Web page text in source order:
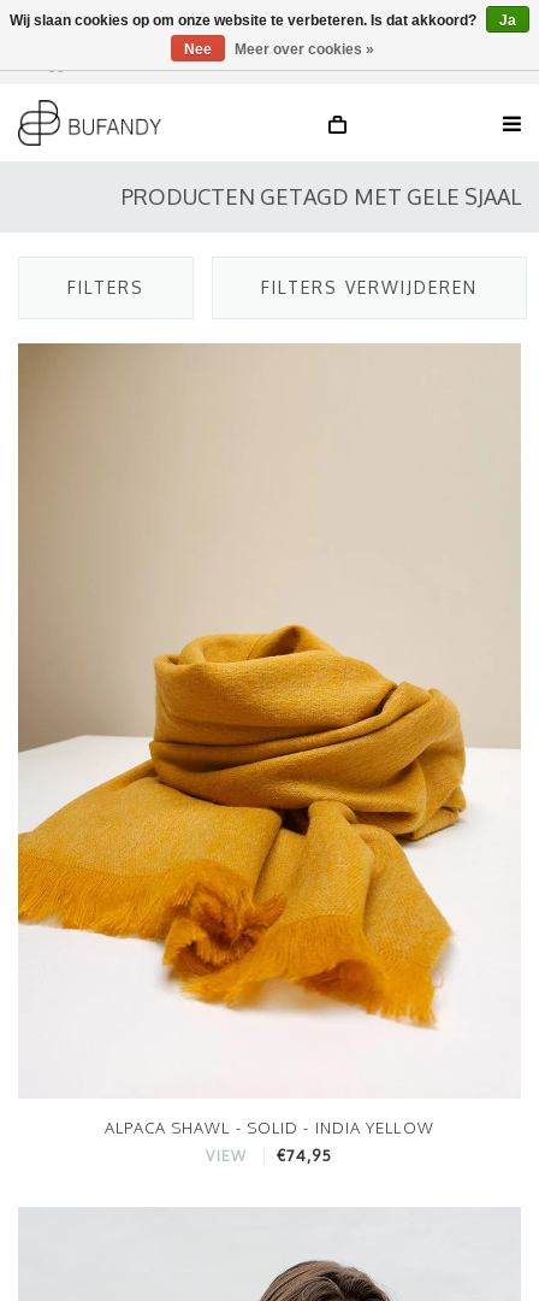
DE / EN
PRODUCTEN GETAGD MET GELE SJAAL
FILTERS FILTERS VERWIJDEREN
ALPACA SHAWL - SOLID - INDIA YELLOW
VIEW €74,95
Wij slaan cookies op om onze website te verbeteren. Is dat akkoord?
Ja
Nee
Meer over cookies »